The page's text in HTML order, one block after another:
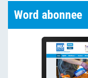
Word abonnee